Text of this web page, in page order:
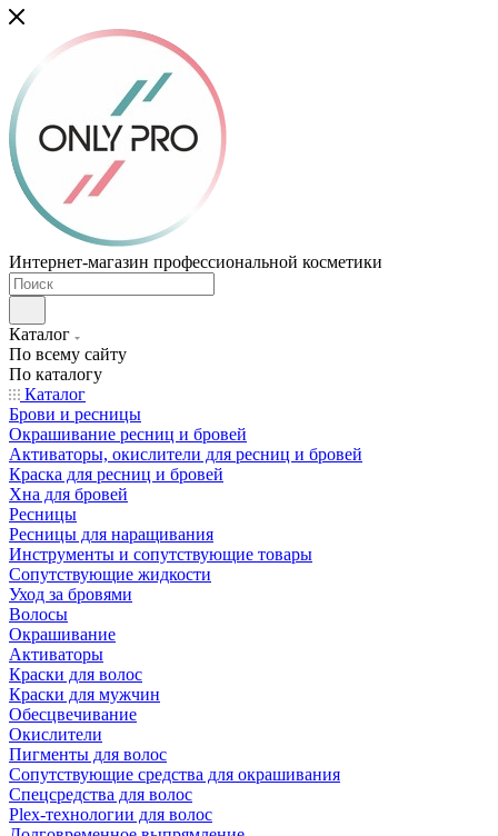
Интернет-магазин профессиональной косметики
Каталог
По всему сайту
По каталогу
Каталог
Брови и ресницы
Окрашивание ресниц и бровей
Активаторы, окислители для ресниц и бровей
Краска для ресниц и бровей
Хна для бровей
Ресницы
Ресницы для наращивания
Инструменты и сопутствующие товары
Сопутствующие жидкости
Уход за бровями
Волосы
Окрашивание
Активаторы
Краски для волос
Краски для мужчин
Обесцвечивание
Окислители
Пигменты для волос
Сопутствующие средства для окрашивания
Спецсредства для волос
Plex-технологии для волос